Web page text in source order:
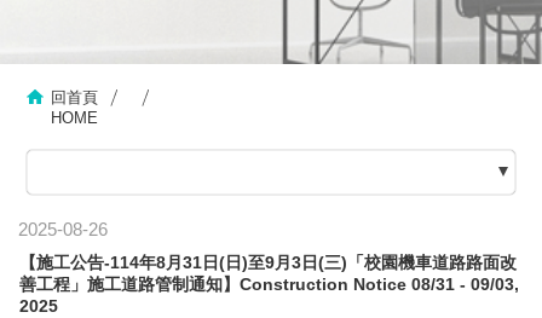
回首頁
HOME
2025-08-26
【施工公告-114年8月31日(日)至9月3日(三)「校園機車道路路面改
善工程」施工道路管制通知】Construction Notice 08/31 - 09/03,
2025